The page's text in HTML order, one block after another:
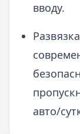
вводу.
авто/